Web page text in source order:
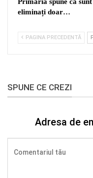
eliminați doar…
PAGINA PRECEDENTĂ
SPUNE CE CREZI
Adresa de